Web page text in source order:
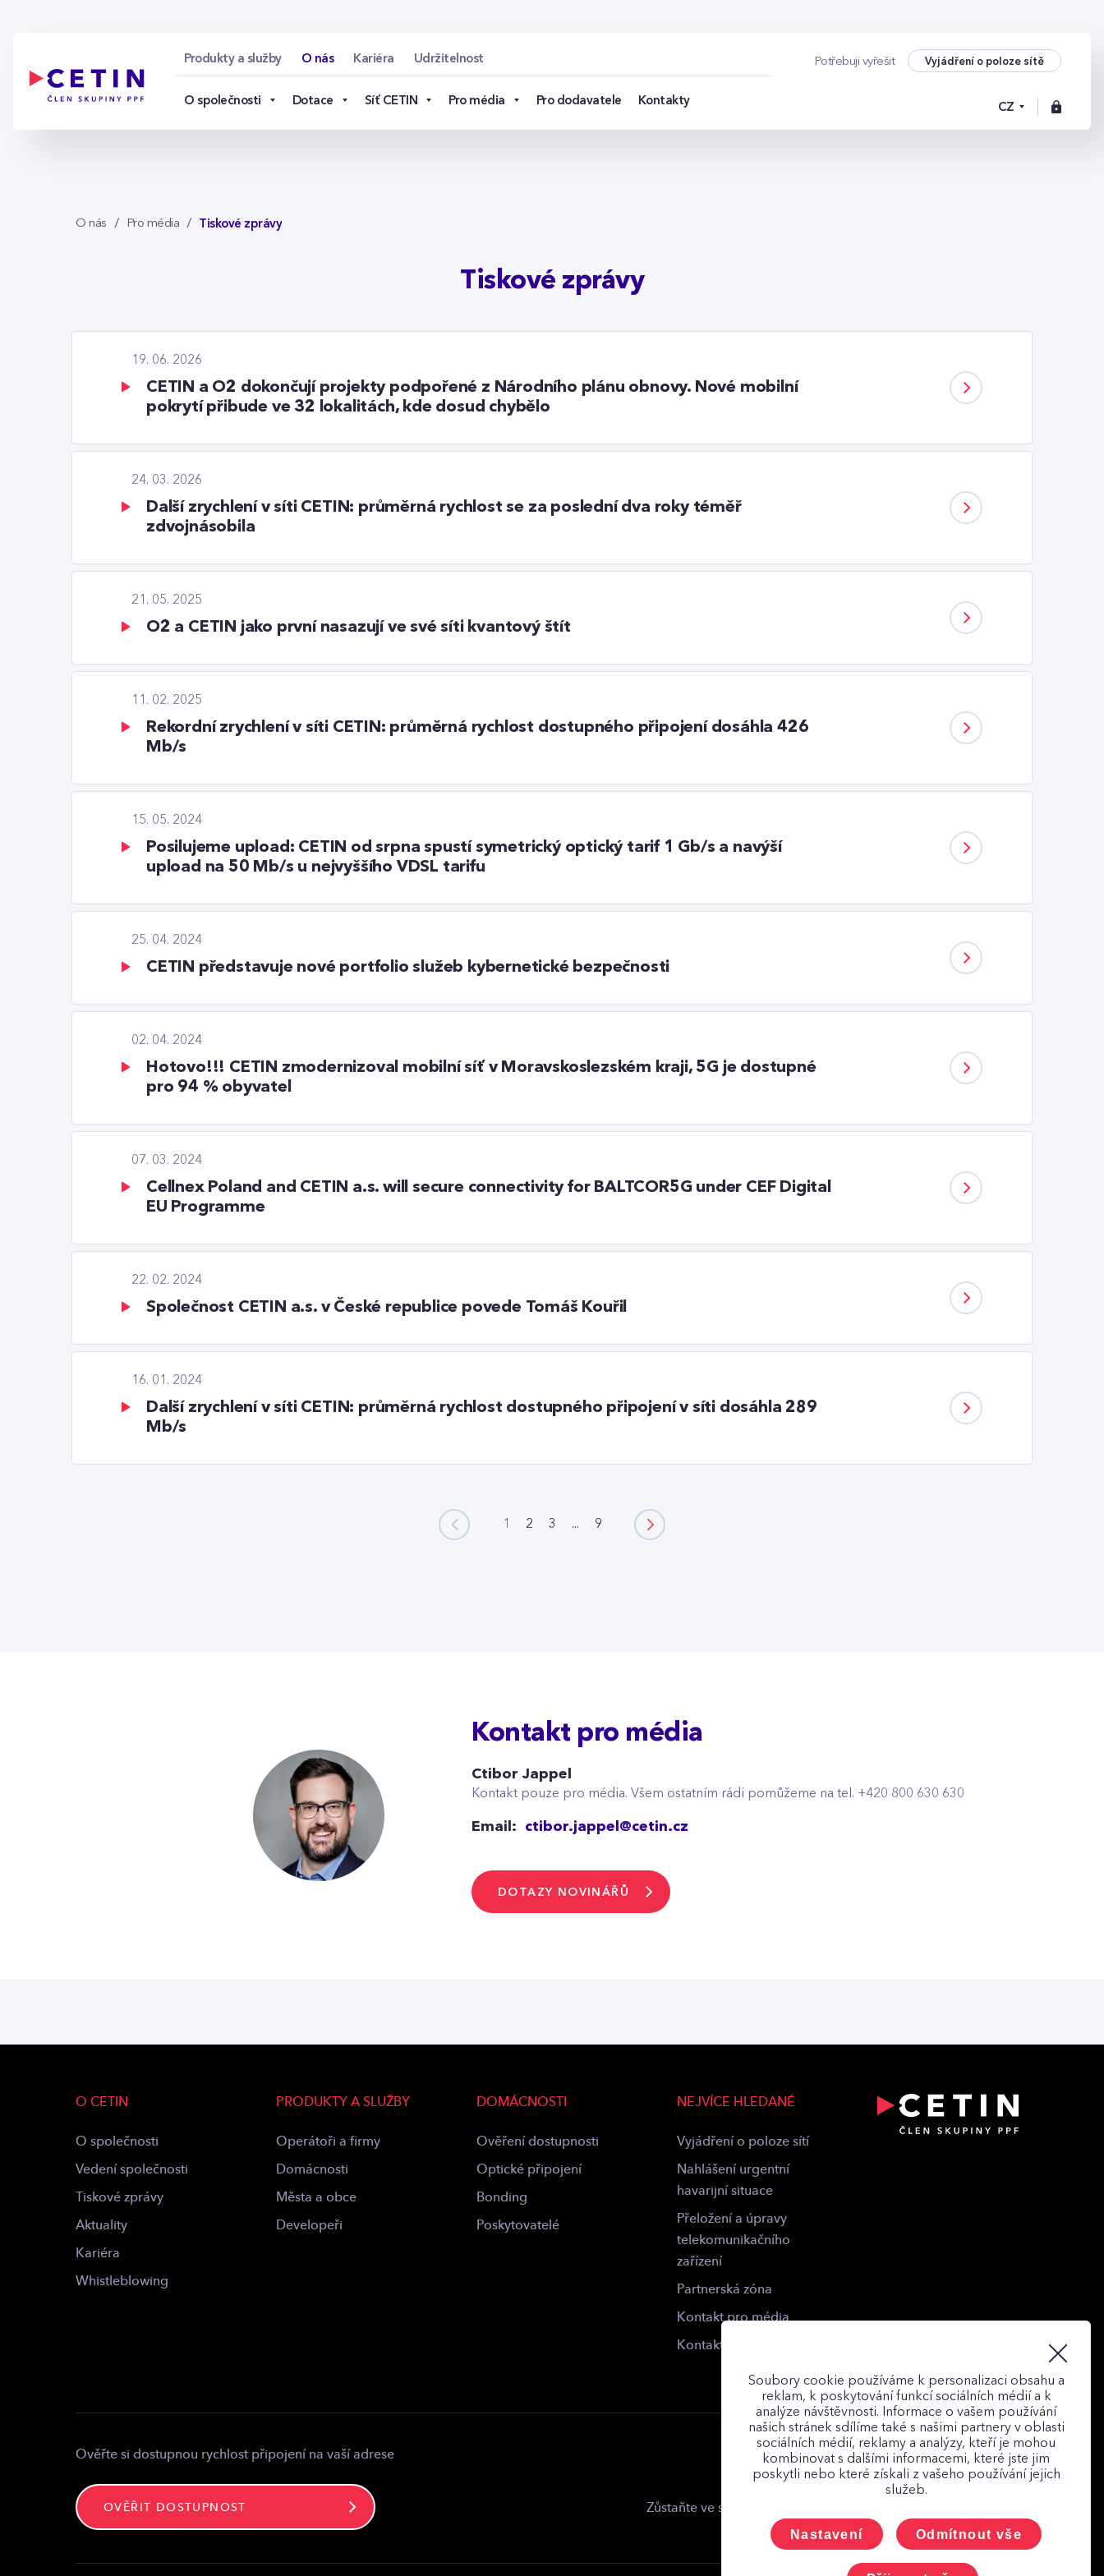
Produkty a služby O nás
O společnosti Dotace Síť CETIN Pro média Pro dodavatele Kontakty
Kariéra Udržitelnost Potřebuji vyřešit Vyjádření o poloze sítě
CZ
O nás Pro média Tiskové zprávy
Tiskové zprávy
19. 06. 2026
CETIN a O2 dokončují projekty podpořené z Národního plánu obnovy. Nové mobilní
pokrytí přibude ve 32 lokalitách, kde dosud chybělo
24. 03. 2026
Další zrychlení v síti CETIN: průměrná rychlost se za poslední dva roky téměř
zdvojnásobila
21. 05. 2025
O2 a CETIN jako první nasazují ve své síti kvantový štít
11. 02. 2025
Rekordní zrychlení v síti CETIN: průměrná rychlost dostupného připojení dosáhla 426
Mb/s
15. 05. 2024
Posilujeme upload: CETIN od srpna spustí symetrický optický tarif 1 Gb/s a navýší
upload na 50 Mb/s u nejvyššího VDSL tarifu
25. 04. 2024
CETIN představuje nové portfolio služeb kybernetické bezpečnosti
02. 04. 2024
Hotovo!!! CETIN zmodernizoval mobilní síť v Moravskoslezském kraji, 5G je dostupné
pro 94 % obyvatel
07. 03. 2024
Cellnex Poland and CETIN a.s. will secure connectivity for BALTCOR5G under CEF Digital
EU Programme
22. 02. 2024
Společnost CETIN a.s. v České republice povede Tomáš Kouřil
16. 01. 2024
Další zrychlení v síti CETIN: průměrná rychlost dostupného připojení v síti dosáhla 289
Mb/s
1 2 3 ... 9
Kontakt pro média
Ctibor Jappel
Kontakt pouze pro média. Všem ostatním rádi pomůžeme na tel. +420 800 630 630
Email: ctibor.jappel@cetin.cz
DOTAZY NOVINÁŘŮ
O CETIN
O společnosti
Vedení společnosti
Tiskové zprávy
Aktuality
Kariéra
Whistleblowing
PRODUKTY A SLUŽBY
Operátoři a firmy
Domácnosti
Města a obce
Developeři
DOMÁCNOSTI
Ověření dostupnosti
Optické připojení
Bonding
Poskytovatelé
NEJVÍCE HLEDANÉ
Vyjádření o poloze sítí
Nahlášení urgentní
havarijní situace
Přeložení a úpravy
telekomunikačního
zařízení
Partnerská zóna
Kontakt pro média
Kontakt
Ověřte si dostupnou rychlost připojení na vaší adrese
OVĚŘIT DOSTUPNOST Zůstaňte ve spojení
Soubory cookie používáme k personalizaci obsahu a
reklam, k poskytování funkcí sociálních médií a k
analýze návštěvnosti. Informace o vašem používání
našich stránek sdílíme také s našimi partnery v oblasti
sociálních médií, reklamy a analýzy, kteří je mohou
kombinovat s dalšími informacemi, které jste jim
poskytli nebo které získali z vašeho používání jejich
služeb.
Nastavení Odmítnout vše